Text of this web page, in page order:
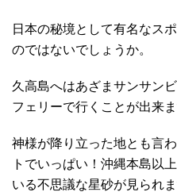
日本の秘境として有名なス
のではないでしょうか。
久高島へはあざまサンサン
フェリーで行くことが出来ま
神様が降り立った地とも言
トでいっぱい！沖縄本島以
いる不思議な星砂が見られま